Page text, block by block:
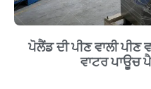
ਪੋਲੈਂਡ ਦੀ ਪੀਣ ਵਾਲੀ
ਵਾਟਰ ਪਾਊਚ